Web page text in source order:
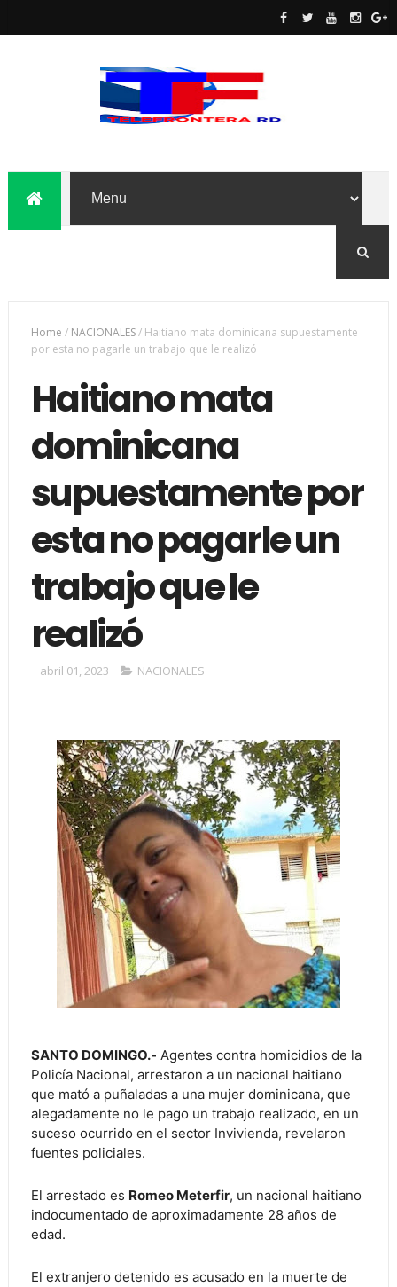
Home / NACIONALES/ Haitiano mata dominicana supuestamente
por esta no pagarle un trabajo que le realizó
Haitiano mata
dominicana
supuestamente por
esta no pagarle un
trabajo que le
realizó
abril 01, 2023 NACIONALES
SANTO DOMINGO.- Agentes contra homicidios de la
Policía Nacional, arrestaron a un nacional haitiano
que mató a puñaladas a una mujer dominicana, que
alegadamente no le pago un trabajo realizado, en un
suceso ocurrido en el sector Invivienda, revelaron
fuentes policiales.
El arrestado es Romeo Meterfir, un nacional haitiano
indocumentado de aproximadamente 28 años de
edad.
El extranjero detenido es acusado en la muerte de